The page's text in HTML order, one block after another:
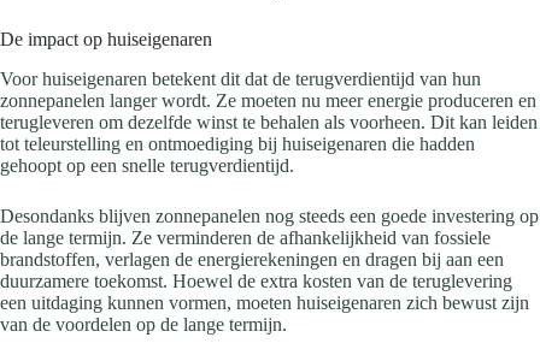
De impact op huiseigenaren
Voor huiseigenaren betekent dit dat de terugverdientijd van hun
zonnepanelen langer wordt. Ze moeten nu meer energie produceren en
terugleveren om dezelfde winst te behalen als voorheen. Dit kan leiden
tot teleurstelling en ontmoediging bij huiseigenaren die hadden
gehoopt op een snelle terugverdientijd.
Desondanks blijven zonnepanelen nog steeds een goede investering op
de lange termijn. Ze verminderen de afhankelijkheid van fossiele
brandstoffen, verlagen de energierekeningen en dragen bij aan een
duurzamere toekomst. Hoewel de extra kosten van de teruglevering
een uitdaging kunnen vormen, moeten huiseigenaren zich bewust zijn
van de voordelen op de lange termijn.